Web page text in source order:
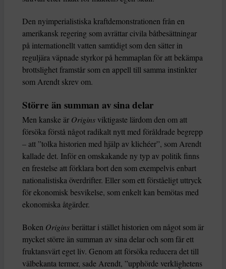
Den nyimperialistiska kraftdemonstrationen från en
amerikansk regering som avrättar civila båtbesättningar
på internationellt vatten samtidigt som den sätter in
reguljära väpnade styrkor på hemmaplan för att bekämpa
brottslighet framstår som en appell till samma instinkter
som Arendt skrev om.
Större än summan av sina delar
Men kanske är Origins viktigaste lärdom den om att
försöka förstå något radikalt nytt med föråldrade begrepp
– att ”tolka historien med hjälp av klichéer”, som Arendt
kallade det. Inför en omskakande ny typ av politik finns
en frestelse att förklara bort den som exempelvis enbart
nationalistiska överdrifter. Eller som ett förståeligt uttryck
för ekonomisk besvikelse, som enkelt kan bemötas med
ekonomiska åtgärder.
Boken Originsberättar i stället historien om något som är
mycket större än summan av sina delar och som får ett
fruktansvärt eget liv. Genom att försöka reducera det till
välbekanta termer, sade Arendt, ”upphörde verklighetens